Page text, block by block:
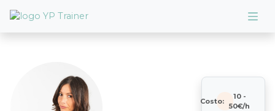
Costo:
10-
50€/h